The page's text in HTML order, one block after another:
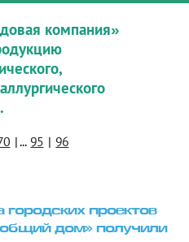
компания»
| ... 95 | 96
городских проектов
дом» получили